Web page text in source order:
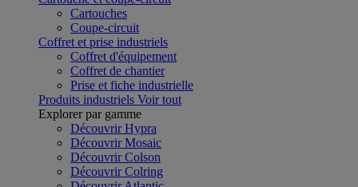
Cartouches
Coupe-circuit
Coffret et prise industriels
Coffret d'équipement
Coffret de chantier
Prise et fiche industrielle
Produits industriels Voir tout
Explorer par gamme
Découvrir Hypra
Découvrir Mosaic
Découvrir Colson
Découvrir Colring